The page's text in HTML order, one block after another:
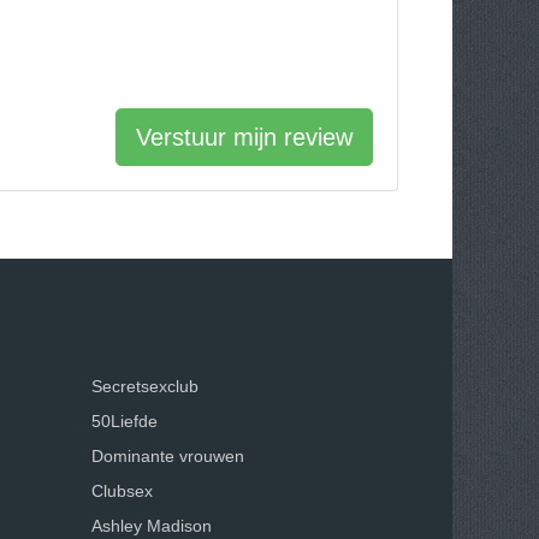
Verstuur mijn review
Secretsexclub
50Liefde
Dominante vrouwen
Clubsex
Ashley Madison